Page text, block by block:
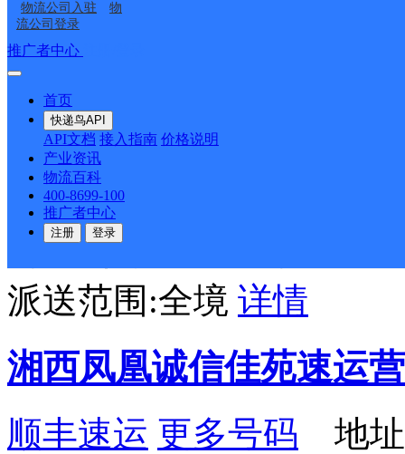
物流公司入驻
物
流公司登录
推广者中心
首页
快递鸟API
API文档 接入指南 价格说明
产业资讯
物流百科
400-8699-100
推广者中心
注册 登录
号湘泉城市花园
派送范围:全境
老廖副食店
顺丰速运
门口斜对面c-a-6门面
派送范围:全境 详情
湘西凤凰诚信佳苑速运
顺丰速运 更多号码 地址